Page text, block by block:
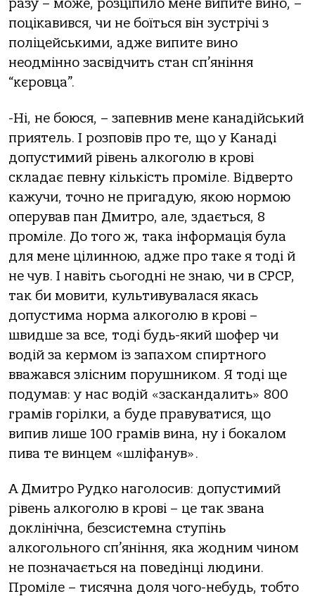
разу – може, розціпило мене випите вино, –
поцікавився, чи не боїться він зустрічі з
поліцейськими, адже випите вино
неодмінно засвідчить стан сп’яніння
“кєровца”.
-Ні, не боюся, – запевнив мене канадійський
приятель. І розповів про те, що у Канаді
допустимий рівень алкоголю в крові
складає певну кількість проміле. Відверто
кажучи, точно не пригадую, якою нормою
оперував пан Дмитро, але, здається, 8
проміле. До того ж, така інформація була
для мене цілинною, адже про таке я тоді й
не чув. І навіть сьогодні не знаю, чи в СРСР,
так би мовити, культивувалася якась
допустима норма алкоголю в крові –
швидше за все, тоді будь-який шофер чи
водій за кермом із запахом спиртного
вважався злісним порушником. Я тоді ще
подумав: у нас водій «заскандалить» 800
грамів горілки, а буде правуватися, що
випив лише 100 грамів вина, ну і бокалом
пива те винцем «шліфанув».
А Дмитро Рудко наголосив: допустимий
рівень алкоголю в крові – це так звана
доклінічна, безсистемна ступінь
алкогольного сп’яніння, яка жодним чином
не позначається на поведінці людини.
Проміле – тисячна доля чого-небудь, тобто